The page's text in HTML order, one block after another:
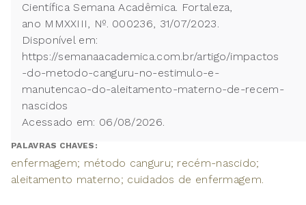
Científica Semana Acadêmica. Fortaleza,
ano MMXXIII, Nº. 000236, 31/07/2023.
Disponível em:
https://semanaacademica.com.br/artigo/impactos
-do-metodo-canguru-no-estimulo-e-
manutencao-do-aleitamento-materno-de-recem-
nascidos
Acessado em: 06/08/2026.
PALAVRAS CHAVES:
enfermagem; método canguru; recém-nascido;
aleitamento materno; cuidados de enfermagem.